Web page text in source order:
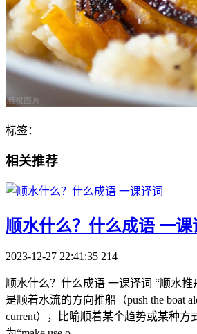
标签：
相关推荐
顺水什么？什么成语 一课
2023-12-27 22:41:35 214
顺水什么？什么成语 一课译词 “顺水推
是顺着水流的方向推船（push the boat
current），比喻顺着某个趋势或某种方